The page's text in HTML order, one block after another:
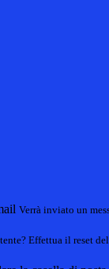
Verrà inviato un
Effettua il reset